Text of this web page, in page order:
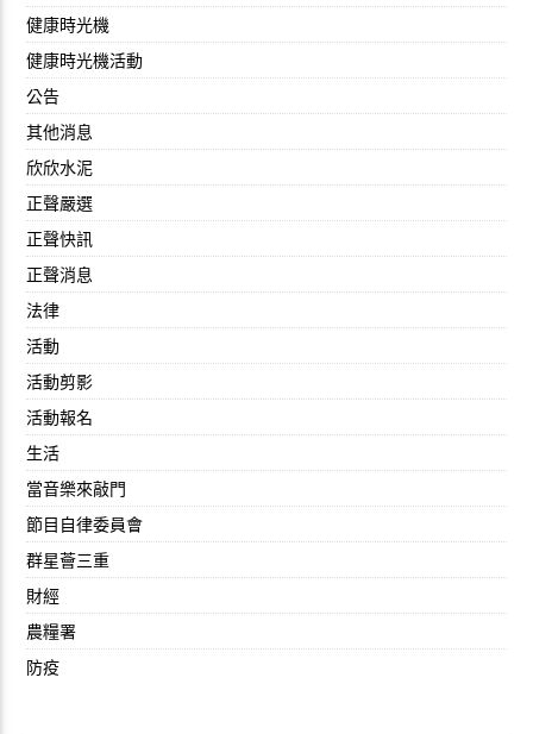
健康時光機
健康時光機活動
公告
其他消息
欣欣水泥
正聲嚴選
正聲快訊
正聲消息
法律
活動
活動剪影
活動報名
生活
當音樂來敲門
節目自律委員會
群星薈三重
財經
農糧署
防疫